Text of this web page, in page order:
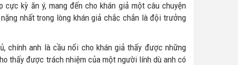
kỳ ăn ý, mang đến cho khán giả một câu chuyện
nhất trong lòng khán giả chắc chắn là đội trưởng
chính anh là cầu nối cho khán giả thấy được những
thấy được trách nhiệm của một người lính dù anh có